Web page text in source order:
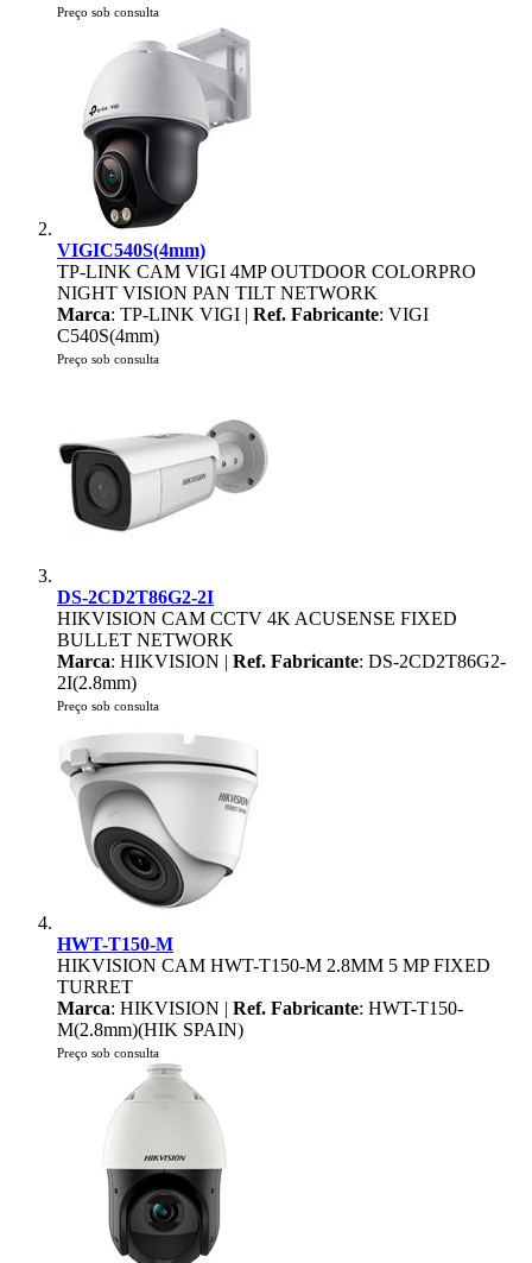
Preço sob consulta
VIGIC540S(4mm)
TP-LINK CAM VIGI 4MP OUTDOOR COLORPRO
NIGHT VISION PAN TILT NETWORK
Marca: TP-LINK VIGI | Ref. Fabricante: VIGI
C540S(4mm)
Preço sob consulta
DS-2CD2T86G2-2I
HIKVISION CAM CCTV 4K ACUSENSE FIXED
BULLET NETWORK
Marca: HIKVISION | Ref. Fabricante: DS-2CD2T86G2-
2I(2.8mm)
Preço sob consulta
HWT-T150-M
HIKVISION CAM HWT-T150-M 2.8MM 5 MP FIXED
TURRET
Marca: HIKVISION | Ref. Fabricante: HWT-T150-
M(2.8mm)(HIK SPAIN)
Preço sob consulta